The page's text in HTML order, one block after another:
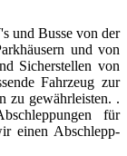
und Busse von der
und von
Sicherstellen von
Fahrzeug zur
zu gewährleisten. .
für
einen Abschlepp-